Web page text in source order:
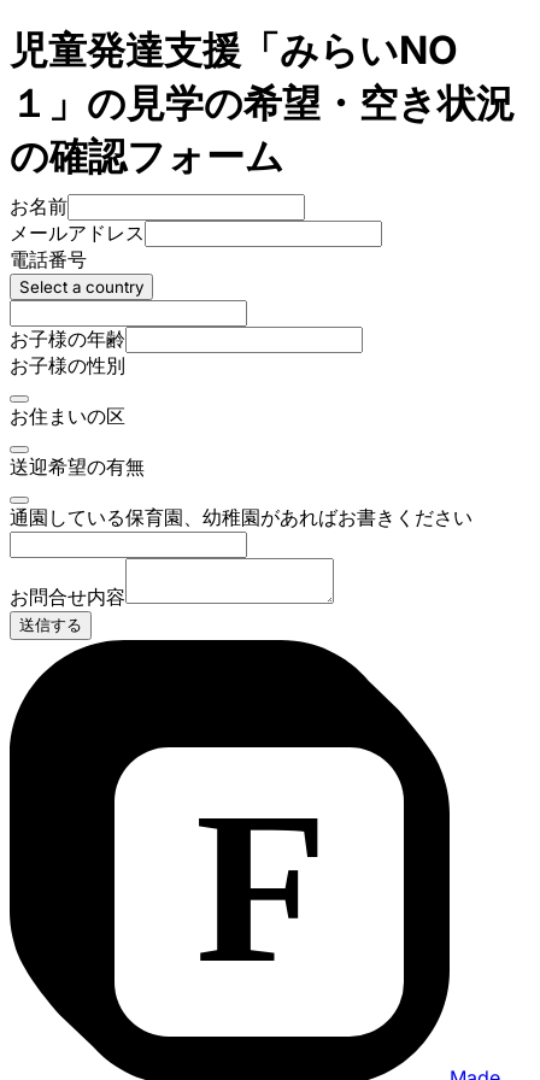
児童発達支援「みらいNO
１」の見学の希望・空き状況
の確認フォーム
お名前
メールアドレス
電話番号
Select a country
お子様の年齢
お子様の性別
お住まいの区
送迎希望の有無
通園している保育園、幼稚園があればお書きください
お問合せ内容
送信する